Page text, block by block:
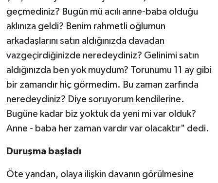
geçmediniz? Bugün mü acılı anne-baba olduğu
aklınıza geldi? Benim rahmetli oğlumun
arkadaşlarını satın aldığınızda davadan
vazgeçirdiğinizde neredeydiniz? Gelinimi satın
aldığınızda ben yok muydum? Torunumu 11 ay gibi
bir zamandır hiç görmedim. Bu zaman zarfında
neredeydiniz? Diye soruyorum kendilerine.
Bugüne kadar biz yoktuk da yeni mi var olduk?
Anne - baba her zaman vardır var olacaktır" dedi.
Duruşma başladı
Öte yandan, olaya ilişkin davanın görülmesine